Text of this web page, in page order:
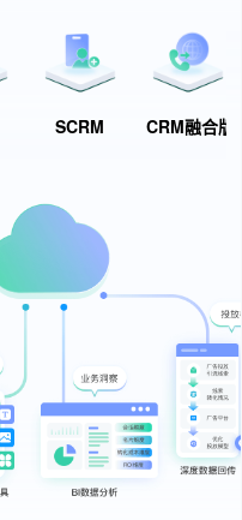
SCRM CRM融合